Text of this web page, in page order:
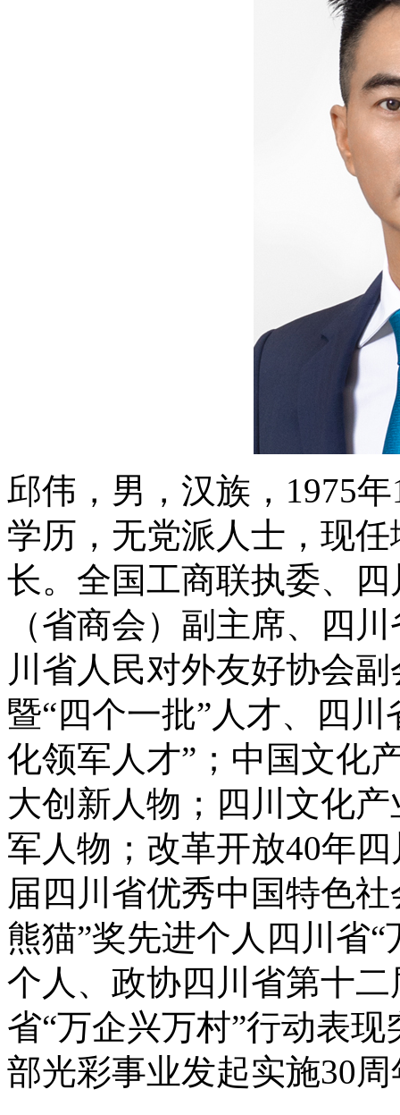
邱伟，男，汉族，1975
学历，无党派人士，现任
长。 全国工商联执委、
（省商会）副主席、四
川省人民对外友好协会
暨“四个一批”人才、四
化领军人才”；中国文化
大创新人物；四川文化
军人物；改革开放40年
届四川省优秀中国特色
熊猫”奖先进个人四川省
个人、政协四川省第十
省“万企兴万村”行动表
部光彩事业发起实施30